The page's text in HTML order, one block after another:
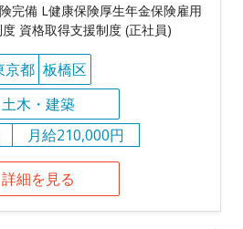
完備 L健康保険厚生年金保険雇用
資格取得支援制度 (正社員)
京都 板橋区
土木・建築
月給210,000円
詳細を見る